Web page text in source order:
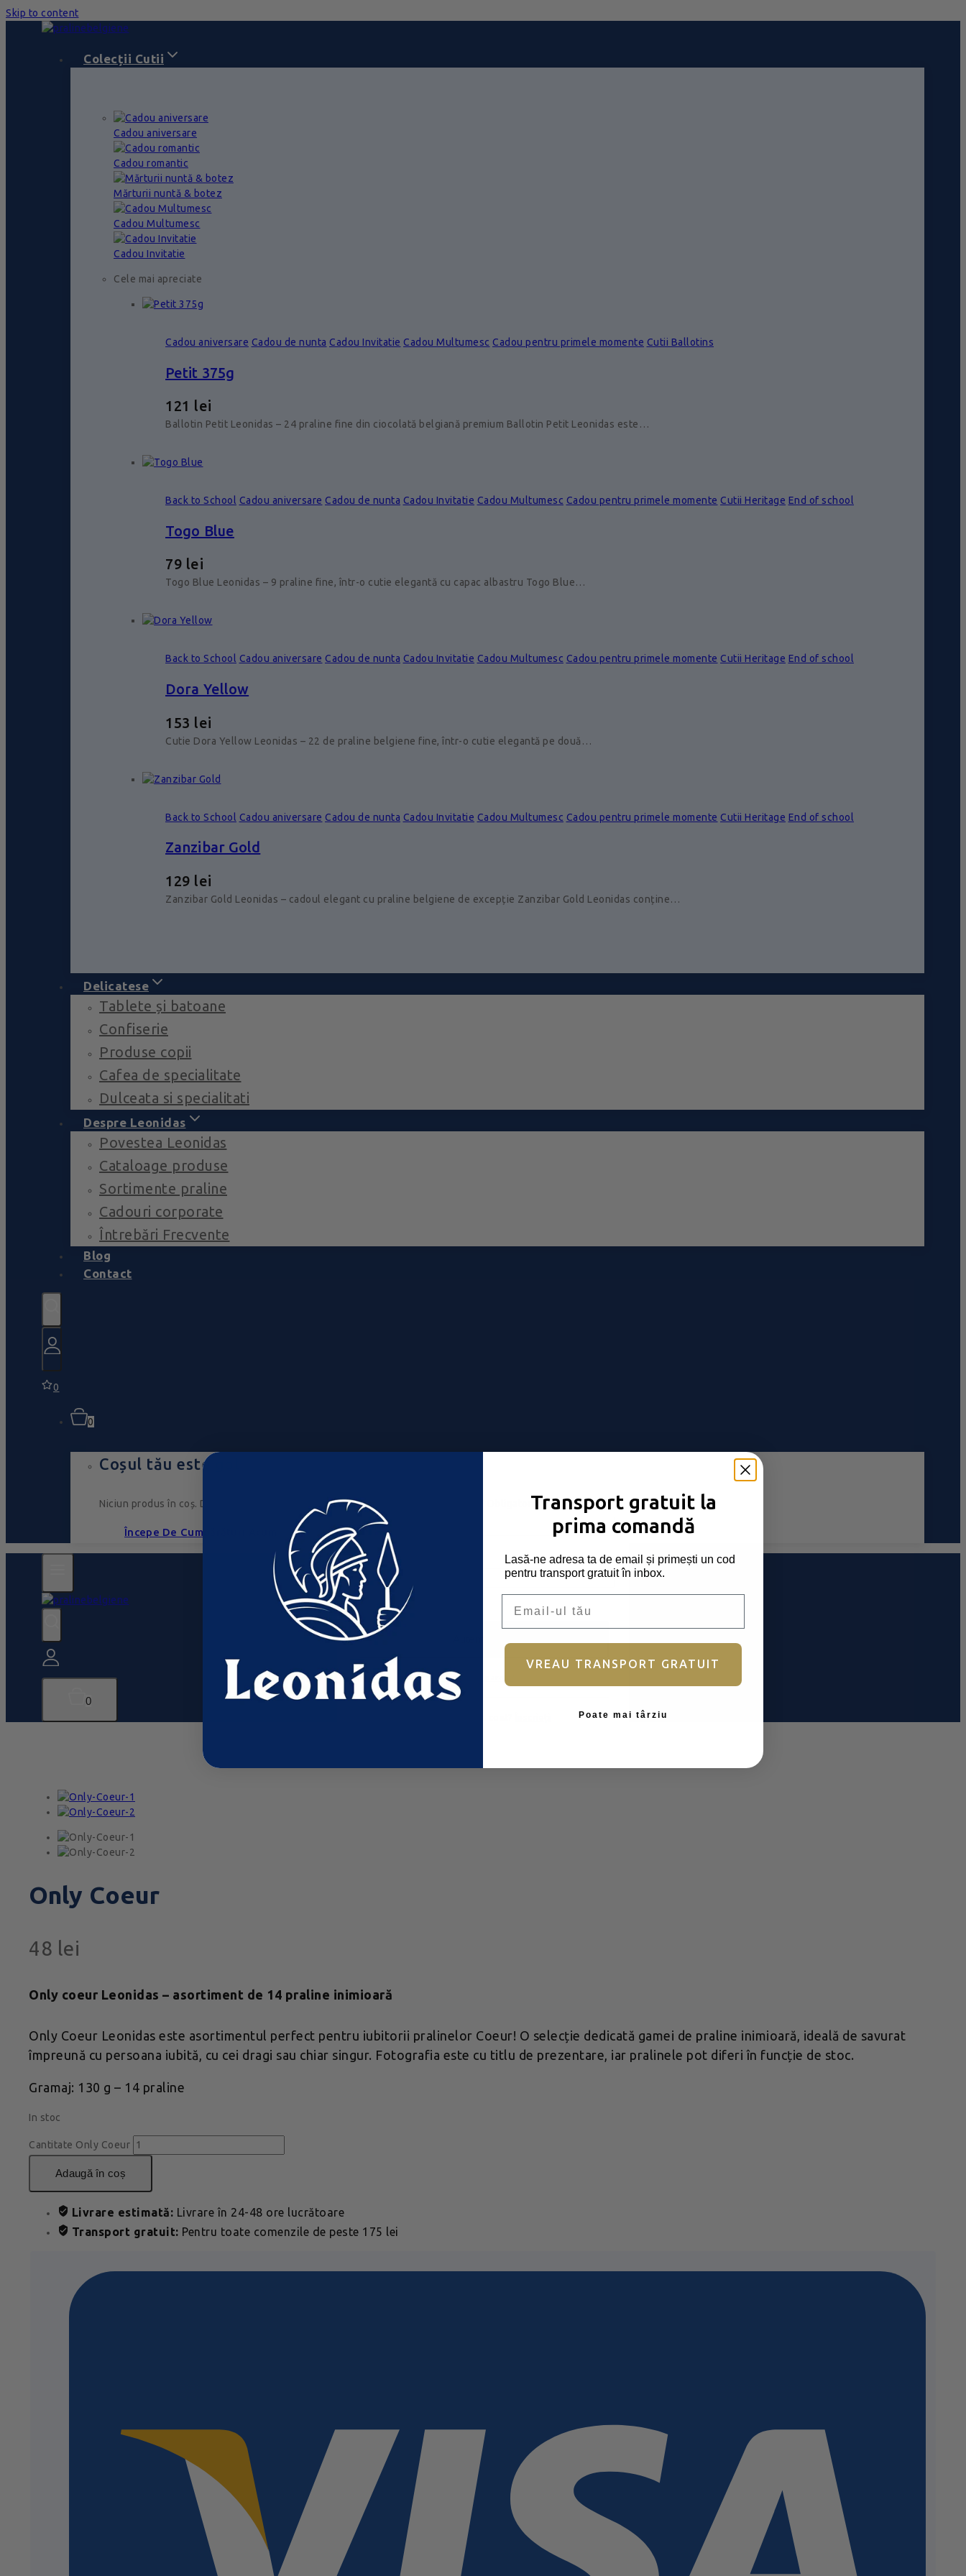
Skip to content
Colecții Cutii
Cadou aniversare
Cadou romantic
Mărturii nuntă & botez
Cadou Multumesc
Cadou Invitatie
Cele mai apreciate
Cadou aniversare Cadou de nunta Cadou Invitatie Cadou Multumesc Cadou pentru primele momente Cutii Ballotins
Petit 375g
121 lei
Ballotin Petit Leonidas – 24 praline fine din ciocolată belgiană premium Ballotin Petit Leonidas este…
Back to School Cadou aniversare Cadou de nunta Cadou Invitatie Cadou Multumesc Cadou pentru primele momente Cutii Heritage End of school
Togo Blue
79 lei
Togo Blue Leonidas – 9 praline fine, într-o cutie elegantă cu capac albastru Togo Blue…
Back to School Cadou aniversare Cadou de nunta Cadou Invitatie Cadou Multumesc Cadou pentru primele momente Cutii Heritage End of school
Dora Yellow
153 lei
Cutie Dora Yellow Leonidas – 22 de praline belgiene fine, într-o cutie elegantă pe două…
Back to School Cadou aniversare Cadou de nunta Cadou Invitatie Cadou Multumesc Cadou pentru primele momente Cutii Heritage End of school
Zanzibar Gold
129 lei
Zanzibar Gold Leonidas – cadoul elegant cu praline belgiene de excepție Zanzibar Gold Leonidas conține…
Delicatese
Tablete și batoane
Confiserie
Produse copii
Cafea de specialitate
Dulceata si specialitati
Despre Leonidas
Povestea Leonidas
Cataloage produse
Sortimente praline
Cadouri corporate
Întrebări Frecvente
Blog
Contact
0
0
Coșul tău este gol
Niciun produs în coș. Du-te, umple-l cu ceva ce-ți place!
Începe De Cumpărături Acum
0
Only Coeur
48 lei
Only coeur Leonidas – asortiment de 14 praline inimioară
Only Coeur Leonidas este asortimentul perfect pentru iubitorii pralinelor Coeur! O selecție dedicată gamei de praline inimioară, ideală de savurat
împreună cu persoana iubită, cu cei dragi sau chiar singur. Fotografia este cu titlu de prezentare, iar pralinele pot diferi în funcție de stoc.
Gramaj: 130 g – 14 praline
In stoc
Cantitate Only Coeur
adaugă în coș
Livrare estimată: Livrare în 24-48 ore lucrătoare
Transport gratuit: Pentru toate comenzile de peste 175 lei
Nume utilizator sau email
Parolă *Obligatoriu
Ține-mă minte
Ai uitat parola?
Transport gratuit la
prima comandă
Lasă-ne adresa ta de email și primești un cod
pentru transport gratuit în inbox.
VREAU TRANSPORT GRATUIT
Poate mai târziu